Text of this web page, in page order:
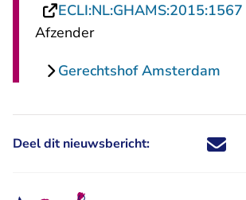
ECLI:NL:GHAMS:2015:1567
Afzender
Gerechtshof Amsterdam
Deel dit nieuwsbericht: Deel dit
Deel dit
Deel